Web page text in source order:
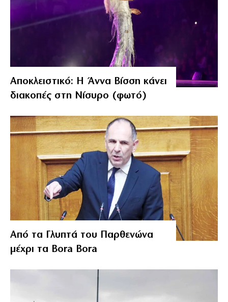
Αποκλειστικό: Η Άννα Βίσση κάνει
διακοπές στη Νίσυρο (φωτό)
Από τα Γλυπτά του Παρθενώνα
μέχρι τα Bora Bora